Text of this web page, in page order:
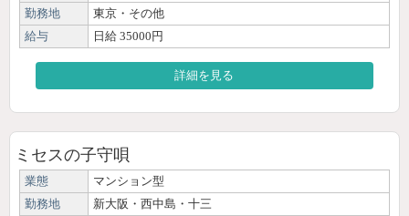
勤務地
東京・その他
給与
日給 35000円
詳細を見る
ミセスの子守唄
業態
マンション型
勤務地
新大阪・西中島・十三